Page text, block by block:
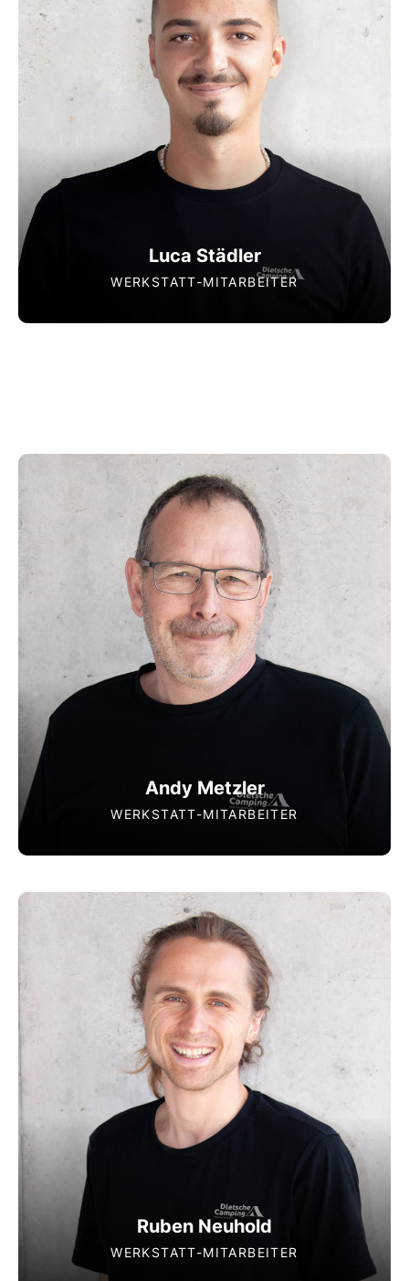
Luca Städler
WERKSTATT-MITARBEITER
Andy Metzler
WERKSTATT-MITARBEITER
Ruben Neuhold
WERKSTATT-MITARBEITER